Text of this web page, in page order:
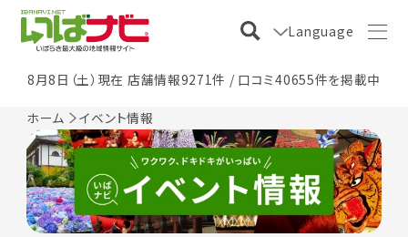
Language
8月8日（土）現在 店舗情報9271件 / 口コミ40655件を掲載中
ホーム イベント情報